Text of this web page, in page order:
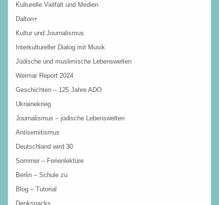
Kulturelle Vielfalt und Medien
Dalton+
Kultur und Journalismus
Interkultureller Dialog mit Musik
Jüdische und muslimische Lebenswelten
Weimar Report 2024
Geschichten – 125 Jahre ADO
Ukrainekrieg
Journalismus – jüdische Lebenswelten
Antisemitismus
Deutschland wird 30
Sommer – Ferienlektüre
Berlin – Schule zu
Blog – Tutorial
Denksnacks